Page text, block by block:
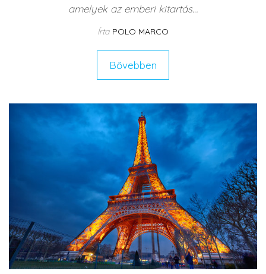
amelyek az emberi kitartás…
Írta POLO MARCO
Bővebben